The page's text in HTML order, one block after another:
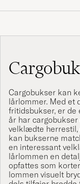
Cargobukser kan
lårlommer. Med et
fritidsbukser, er de
år har
velklædte herrestil,
kan bukserne
en interessant
lårlommen en
opfattes som
lommen visuelt